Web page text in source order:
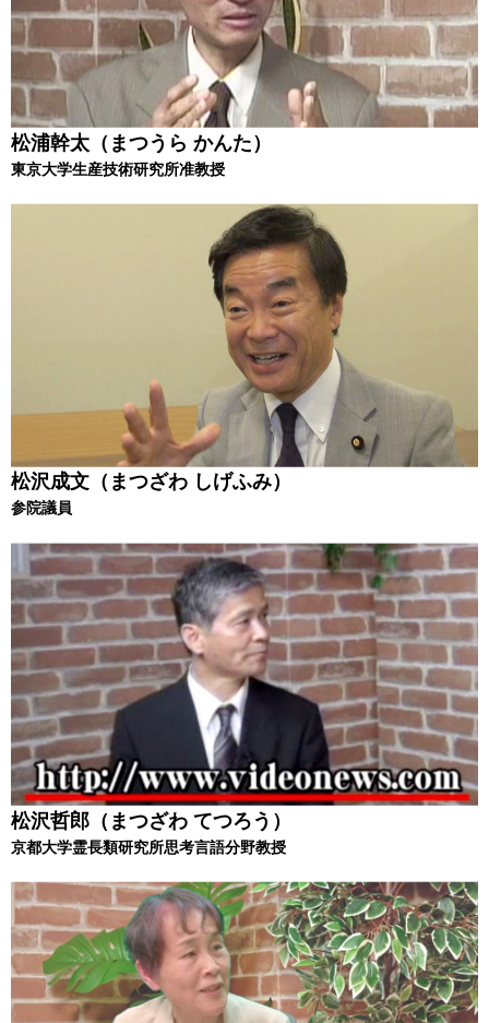
松浦幹太（まつうら かんた）
東京大学生産技術研究所准教授
松沢成文（まつざわ しげふみ）
参院議員
松沢哲郎（まつざわ てつろう）
京都大学霊長類研究所思考言語分野教授